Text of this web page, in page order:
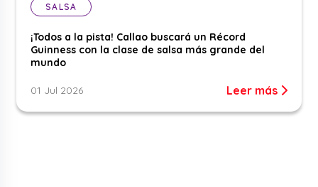
SALSA
¡Todos a la pista! Callao buscará un Récord
Guinness con la clase de salsa más grande del
mundo
01 Jul 2026 Leer más